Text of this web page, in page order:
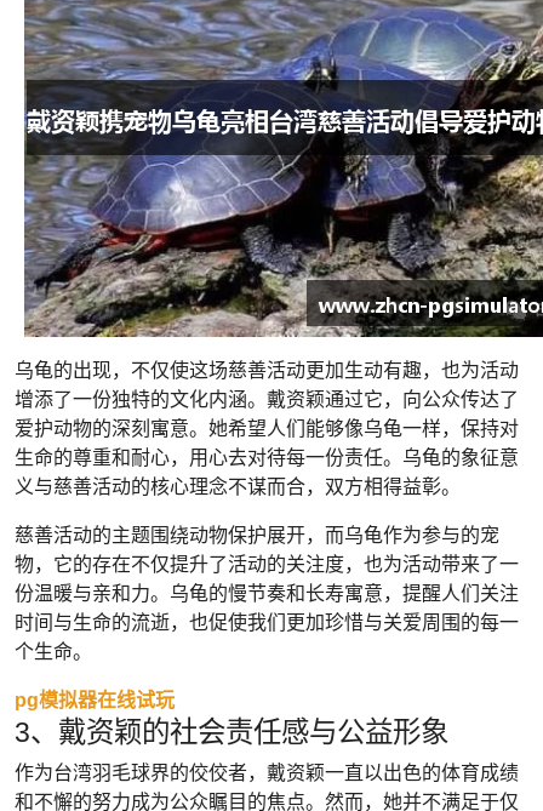
乌龟的出现，不仅使这场慈善活动更加生动有趣，也为活动
增添了一份独特的文化内涵。戴资颖通过它，向公众传达了
爱护动物的深刻寓意。她希望人们能够像乌龟一样，保持对
生命的尊重和耐心，用心去对待每一份责任。乌龟的象征意
义与慈善活动的核心理念不谋而合，双方相得益彰。
慈善活动的主题围绕动物保护展开，而乌龟作为参与的宠
物，它的存在不仅提升了活动的关注度，也为活动带来了一
份温暖与亲和力。乌龟的慢节奏和长寿寓意，提醒人们关注
时间与生命的流逝，也促使我们更加珍惜与关爱周围的每一
个生命。
pg模拟器在线试玩
3、戴资颖的社会责任感与公益形象
作为台湾羽毛球界的佼佼者，戴资颖一直以出色的体育成绩
和不懈的努力成为公众瞩目的焦点。然而，她并不满足于仅